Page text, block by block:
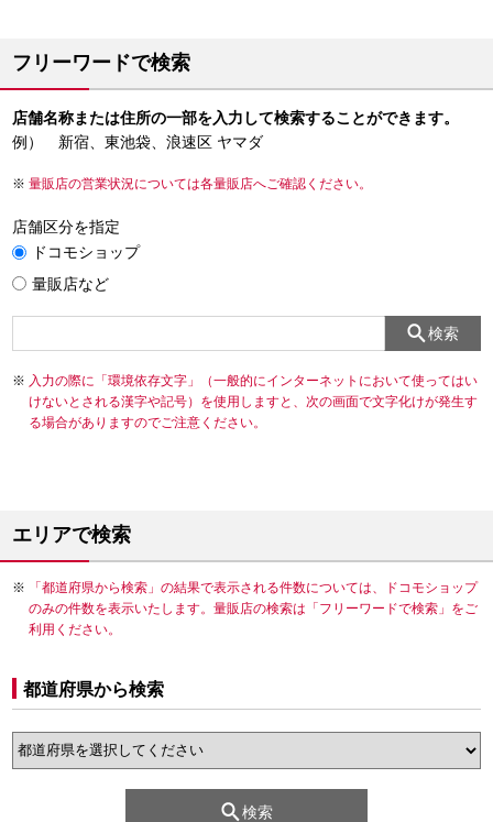
フリーワードで検索
店舗名称または住所の一部を入力して検索することができます。
例） 新宿、東池袋、浪速区 ヤマダ
量販店の営業状況については各量販店へご確認ください。
店舗区分を指定
ドコモショップ
量販店など
検索
入力の際に「環境依存文字」（一般的にインターネットにおいて使ってはい
けないとされる漢字や記号）を使用しますと、次の画面で文字化けが発生す
る場合がありますのでご注意ください。
エリアで検索
「都道府県から検索」の結果で表示される件数については、ドコモショップ
のみの件数を表示いたします。量販店の検索は「フリーワードで検索」をご
利用ください。
都道府県から検索
検索